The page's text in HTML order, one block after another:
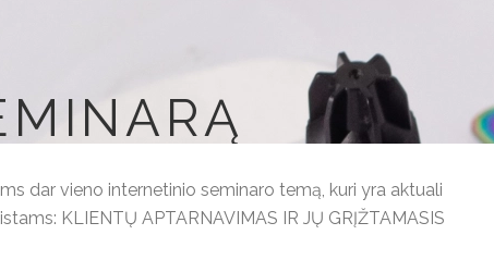
dar vieno internetinio seminaro temą, kuri yra aktuali
KLIENTŲ APTARNAVIMAS IR JŲ GRĮŽTAMASIS